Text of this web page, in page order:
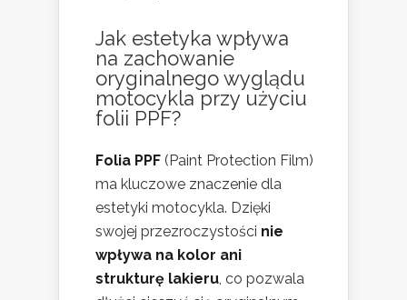
Jak estetyka wpływa
na zachowanie
oryginalnego wyglądu
motocykla przy użyciu
folii PPF?
Folia PPF (Paint Protection Film)
ma kluczowe znaczenie dla
estetyki motocykla. Dzięki
swojej przezroczystości nie
wpływa na kolor ani
strukturę lakieru , co pozwala